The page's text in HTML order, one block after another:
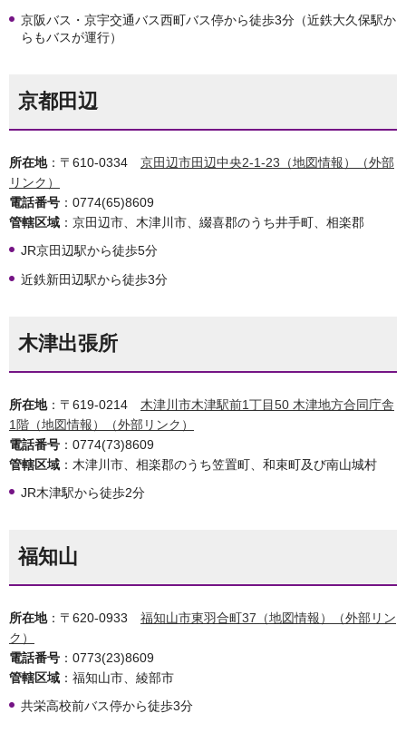
京阪バス・京宇交通バス西町バス停から徒歩3分（近鉄大久保駅か
らもバスが運行）
京都田辺
所在地：〒610-0334 京田辺市田辺中央2-1-23（地図情報）（外部
リンク）
電話番号 ：0774(65)8609
管轄区域 ：京田辺市、木津川市、綴喜郡のうち井手町、相楽郡
JR京田辺駅から徒歩5分
近鉄新田辺駅から徒歩3分
木津出張所
所在地：〒619-0214 木津川市木津駅前1丁目50 木津地方合同庁舎
1階（地図情報）（外部リンク）
電話番号 ：0774(73)8609
管轄区域 ：木津川市、相楽郡のうち笠置町、和束町及び南山城村
JR木津駅から徒歩2分
福知山
所在地：〒620-0933 福知山市東羽合町37（地図情報）（外部リン
ク）
電話番号 ：0773(23)8609
管轄区域 ：福知山市、綾部市
共栄高校前バス停から徒歩3分